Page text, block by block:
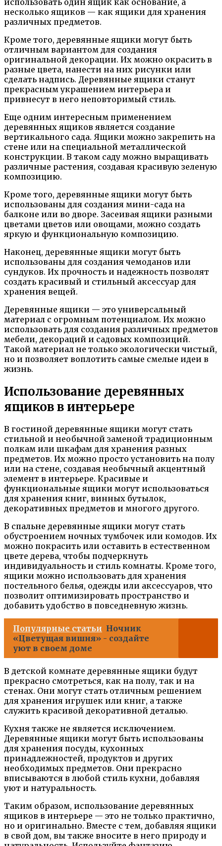
несколько ящиков — как ящики для хранения
различных предметов.
Кроме того, деревянные ящики могут быть
отличным вариантом для создания
оригинальной декорации. Их можно окрасить в
разные цвета, нанести на них рисунки или
сделать надпись. Деревянные ящики станут
прекрасным украшением интерьера и
привнесут в него неповторимый стиль.
Еще одним интересным применением
деревянных ящиков является создание
вертикального сада. Ящики можно закрепить на
стене или на специальной металлической
конструкции. В таком саду можно выращивать
различные растения, создавая красивую зеленую
композицию.
Кроме того, деревянные ящики могут быть
использованы для создания мини-сада на
балконе или во дворе. Засеивая ящики разными
цветами цветов или овощами, можно создать
яркую и функциональную композицию.
Наконец, деревянные ящики могут быть
использованы для создания чемоданов или
сундуков. Их прочность и надежность позволят
создать красивый и стильный аксессуар для
хранения вещей.
Деревянные ящики — это универсальный
материал с огромным потенциалом. Их можно
использовать для создания различных предметов
мебели, декораций и садовых композиций.
Такой материал не только экологически чистый,
но и позволяет воплотить самые смелые идеи в
жизнь.
Использование деревянных
ящиков в интерьере
В гостиной деревянные ящики могут стать
стильной и необычной заменой традиционным
полкам или шкафам для хранения разных
предметов. Их можно просто установить на полу
или на стене, создавая необычный акцентный
элемент в интерьере. Красивые и
функциональные ящики могут использоваться
для хранения книг, винных бутылок,
декоративных предметов и многого другого.
В спальне деревянные ящики могут стать
обустроением ночных тумбочек или комодов. Их
можно покрасить или оставить в естественном
цвете дерева, чтобы подчеркнуть
индивидуальность и стиль комнаты. Кроме того,
ящики можно использовать для хранения
постельного белья, одежды или аксессуаров, что
позволит оптимизировать пространство и
добавить удобство в повседневную жизнь.
Популярные статьи Ночник
«Цветущая вишня» - создайте
уют в своем доме
В детской комнате деревянные ящики будут
прекрасно смотреться, как на полу, так и на
стенах. Они могут стать отличным решением
для хранения игрушек или книг, а также
служить красивой декоративной деталью.
Кухня также не является исключением.
Деревянные ящики могут быть использованы
для хранения посуды, кухонных
принадлежностей, продуктов и других
необходимых предметов. Они прекрасно
вписываются в любой стиль кухни, добавляя
уют и натуральность.
Таким образом, использование деревянных
ящиков в интерьере — это не только практично,
но и оригинально. Вместе с тем, добавляя ящики
в свой дом, вы также вносите в него природу и